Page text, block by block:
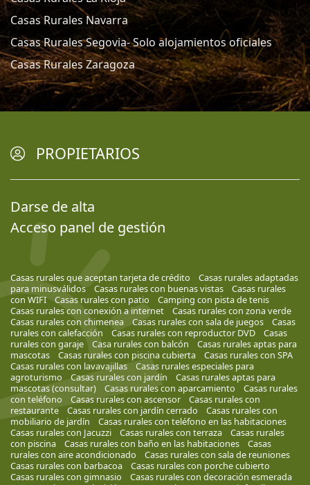
Casas Rurales Navarra
Casas Rurales Segovia- Solo alojamientos oficiales
Casas Rurales Zaragoza
PROPIETARIOS
Darse de alta
Acceso panel de gestión
Casas rurales que aceptan tarjeta de crédito
Casas rurales adaptadas
para minusválidos
Casas rurales con buenas vistas
Casas rurales
con WIFI
Casas rurales con patio
Camping con pista de tenis
Casas rurales con conexión a internet
Casas rurales con zona verde
Casas rurales con chimenea
Casas rurales con sala de juegos
Casas
rurales con calefacción
Casas rurales con reproductor DVD
Casas
rurales con garaje
Casa rurales con balcón
Casas rurales aptas para
mascotas
Casas rurales con piscina cubierta
Casas rurales con SPA
Casas rurales con lavavajillas
Casas rurales especiales para
agroturismo
Casas rurales con jardín
Casas rurales aptas para
mascotas (consultar)
Casas rurales con aparcamiento
Casas rurales
con teléfono
Casas rurales con ascensor
Casas rurales con
restaurante
Casas rurales con jardín cerrado
Casas rurales con
mobiliario de jardín
Casas rurales con teléfono en las habitaciones
Casas rurales con Jacuzzi
Casas rurales con terraza
Casas rurales
con piscina
Casas rurales con baño en las habitaciones
Casas
rurales con aire acondicionado
Casas rurales con sala de reuniones
Casas rurales con barbacoa
Casas rurales con porche cubierto
Casas rurales con gimnasio
Casas rurales con decoración esmerada